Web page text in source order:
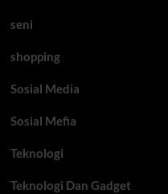
seni
shopping
Sosial Media
Sosial Mefia
Teknologi
Teknologi Dan Gadget